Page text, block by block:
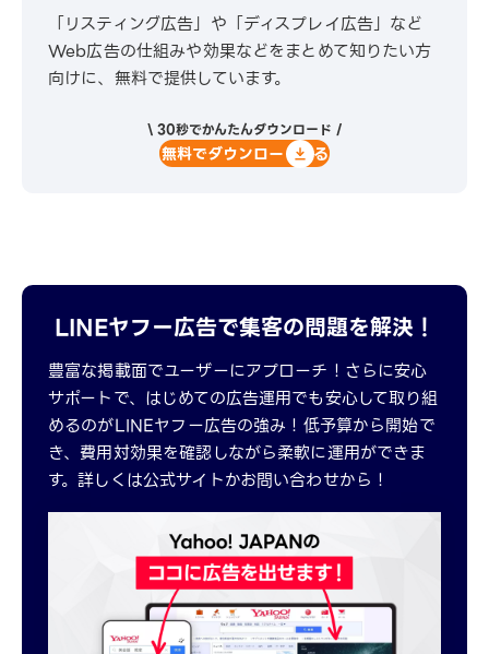
「リスティング広告」や「ディスプレイ広告」など
Web広告の仕組みや効果などをまとめて知りたい方
向けに、無料で提供しています。
\ 30秒でかんたんダウンロード /
無料でダウンロードする
LINEヤフー広告で集客の問題を解決！
豊富な掲載面でユーザーにアプローチ！さらに安心
サポートで、はじめての広告運用でも安心して取り組
めるのがLINEヤフー広告の強み！低予算から開始で
き、費用対効果を確認しながら柔軟に運用ができま
す。詳しくは公式サイトかお問い合わせから！